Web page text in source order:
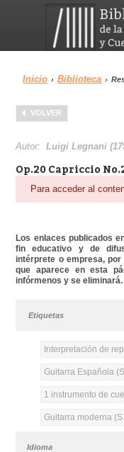
Menu
Biblioteca
Inicio › Biblioteca ›
VOLVER
Autor:Luigi Legnani
Op.20 Capriccio
Para acceder al
Los enlaces publicados
fin educativo y de
intérprete o empresa,
que aparece en esta
infórmenos y se eliminará.
Etiquetas
Interpretación de
Guitarra Española
1 instrumento de
Guitarra moderna
Idioma